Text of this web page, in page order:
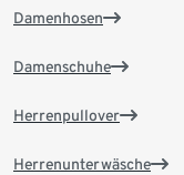
Damenhosen
Damenschuhe
Herrenpullover
Herrenunterwäsche